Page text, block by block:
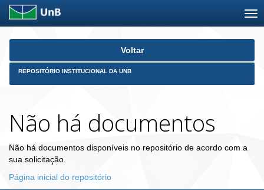
Skip
Voltar
REPOSITÓRIO INSTITUCIONAL DA UNB
Não há documentos
Não há documentos disponíveis no repositório de acordo com a
sua solicitação.
Página inicial do repositório